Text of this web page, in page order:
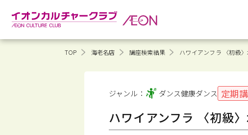
TOP 海老名店 講座検索結果 ハワイアンフラ 〈初級
ジャンル： ダンス健康ダンス 定期
ハワイアンフラ 〈初級